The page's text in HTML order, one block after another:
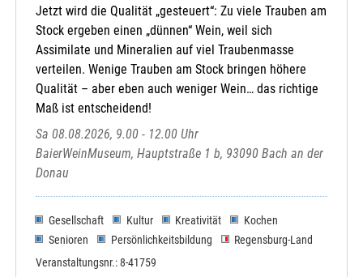
Jetzt wird die Qualität „gesteuert“: Zu viele Trauben am
Stock ergeben einen „dünnen“ Wein, weil sich
Assimilate und Mineralien auf viel Traubenmasse
verteilen. Wenige Trauben am Stock bringen höhere
Qualität – aber eben auch weniger Wein… das richtige
Maß ist entscheidend!
Sa 08.08.2026, 9.00 - 12.00 Uhr
BaierWeinMuseum, Hauptstraße 1 b, 93090 Bach an der
Donau
Gesellschaft Kultur Kreativität
Kochen
Senioren
Persönlichkeitsbildung
Regensburg-Land
Veranstaltungsnr.: 8-41759